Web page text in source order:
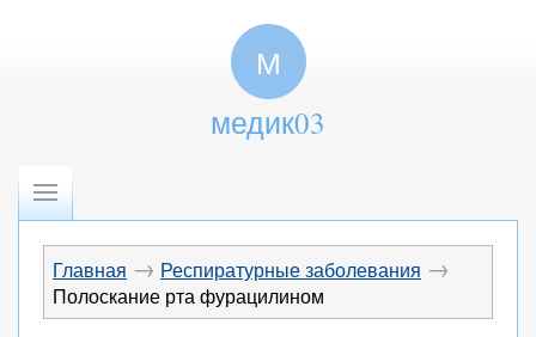
М
медик03
Главная → Респиратурные заболевания →
Полоскание рта фурацилином